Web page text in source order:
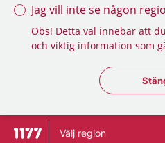
Jag vill inte se någon
Obs! Detta val innebär att
och viktig information som
Till startsidan för 1177
Välj region